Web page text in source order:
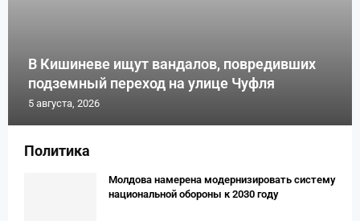
В Кишиневе ищут вандалов, повредивших
подземный переход на улице Чуфля
5 августа, 2026
Политика
Молдова намерена модернизировать систему
национальной обороны к 2030 году